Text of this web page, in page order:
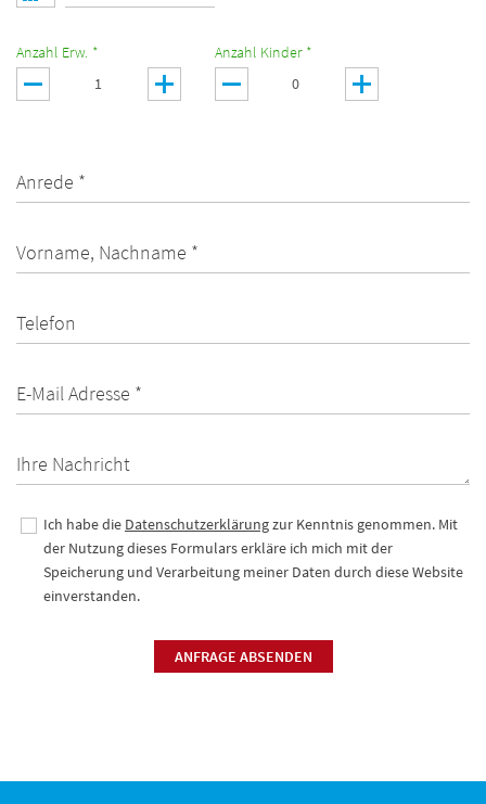
Anzahl Erw. * Anzahl Kinder *
Anrede *
Vorname, Nachname *
Telefon
E-Mail Adresse *
Ihre Nachricht
Ich habe die Datenschutzerklärungzur Kenntnis genommen. Mit
der Nutzung dieses Formulars erkläre ich mich mit der
Speicherung und Verarbeitung meiner Daten durch diese Website
einverstanden.
ANFRAGE ABSENDEN